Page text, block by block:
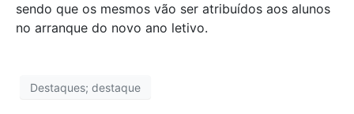
sendo que os mesmos vão ser atribuídos aos alunos
no arranque do novo ano letivo.
Destaques; destaque